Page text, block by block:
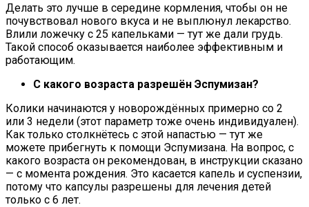
Делать это лучше в середине кормления, чтобы он не
почувствовал нового вкуса и не выплюнул лекарство.
Влили ложечку с 25 капельками — тут же дали грудь.
Такой способ оказывается наиболее эффективным и
работающим.
С какого возраста разрешён Эспумизан?
Колики начинаются у новорождённых примерно со 2
или 3 недели (этот параметр тоже очень индивидуален).
Как только столкнётесь с этой напастью — тут же
можете прибегнуть к помощи Эспумизана. На вопрос, с
какого возраста он рекомендован, в инструкции сказано
— с момента рождения. Это касается капель и суспензии,
потому что капсулы разрешены для лечения детей
только с 6 лет.